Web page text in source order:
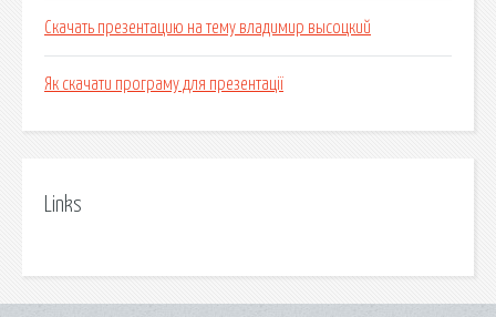
Скачать презентацию на тему владимир высоцкий
Як скачати програму для презентації
Links